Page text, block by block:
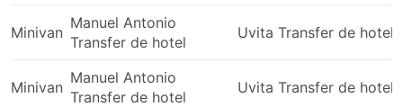
As vans que comportam mais passageiros podem
se sentir bastante apertadas. Espere um espaço
limitado para suas pernas e cotovelos. Algumas
vans limitam a bagagem de uma passagem a uma
Minivan
Manuel Antonio
Transfer de hotel
Uvita Transfer de hotel
Minivan
Manuel Antonio
Transfer de hotel
Uvita Transfer de hotel